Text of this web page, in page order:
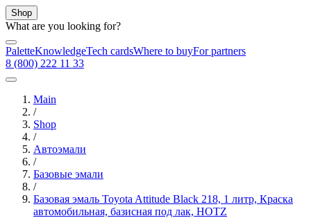
Shop
What are you looking for?
PaletteKnowledgeTech cardsWhere to buyFor partners
8 (800) 222 11 33
Main
/
Shop
/
Автоэмали
/
Базовые эмали
/
Базовая эмаль Toyota Attitude Black 218, 1 литр, Краска
автомобильная, базисная под лак, HOTZ